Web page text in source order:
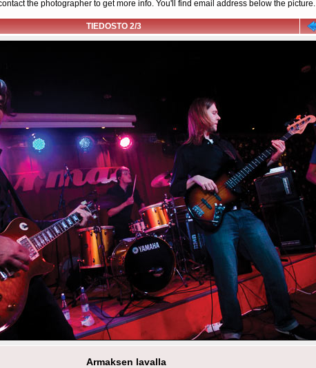
the photographer to get more info. You'll find email address below the picture.
TIEDOSTO 2/3
Armaksen lavalla